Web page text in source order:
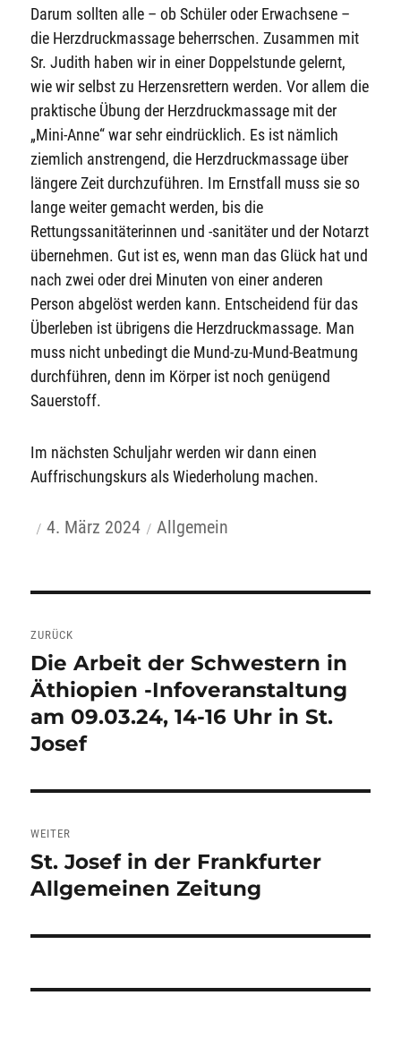
Darum sollten alle – ob Schüler oder Erwachsene –
die Herzdruckmassage beherrschen. Zusammen mit
Sr. Judith haben wir in einer Doppelstunde gelernt,
wie wir selbst zu Herzensrettern werden. Vor allem die
praktische Übung der Herzdruckmassage mit der
„Mini-Anne“ war sehr eindrücklich. Es ist nämlich
ziemlich anstrengend, die Herzdruckmassage über
längere Zeit durchzuführen. Im Ernstfall muss sie so
lange weiter gemacht werden, bis die
Rettungssanitäterinnen und -sanitäter und der Notarzt
übernehmen. Gut ist es, wenn man das Glück hat und
nach zwei oder drei Minuten von einer anderen
Person abgelöst werden kann. Entscheidend für das
Überleben ist übrigens die Herzdruckmassage. Man
muss nicht unbedingt die Mund-zu-Mund-Beatmung
durchführen, denn im Körper ist noch genügend
Sauerstoff.
Im nächsten Schuljahr werden wir dann einen
Auffrischungskurs als Wiederholung machen.
AutorVeröffentlicht
4. März 2024 Kategorien
Allgemein
ZURÜCK
Vorheriger
Beitrag:
Die Arbeit der Schwestern in
Äthiopien -Infoveranstaltung
am 09.03.24, 14-16 Uhr in St.
Josef
WEITER
Nächster
Beitrag:
St. Josef in der Frankfurter
Allgemeinen Zeitung